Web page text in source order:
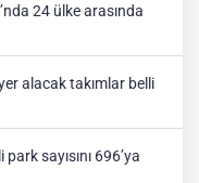
24 ülke arasında
alacak takımlar belli
sayısını 696’ya